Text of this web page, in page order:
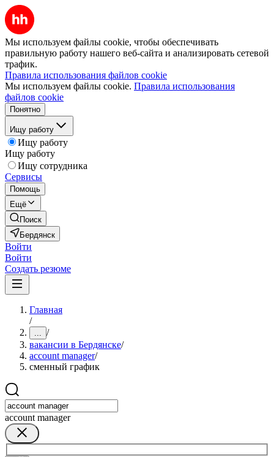
Мы используем файлы cookie, чтобы обеспечивать
правильную работу нашего веб-сайта и анализировать сетевой
трафик.
Правила использования файлов cookie
Мы используем файлы cookie. Правила использования
файлов cookie
Понятно
Ищу работу
Ищу работу
Ищу работу
Ищу сотрудника
Сервисы
Помощь
Ещё
Поиск
Бердянск
Войти
Войти
Создать резюме
Главная
/
... /
вакансии в Бердянске/
account manager/
сменный график
account manager